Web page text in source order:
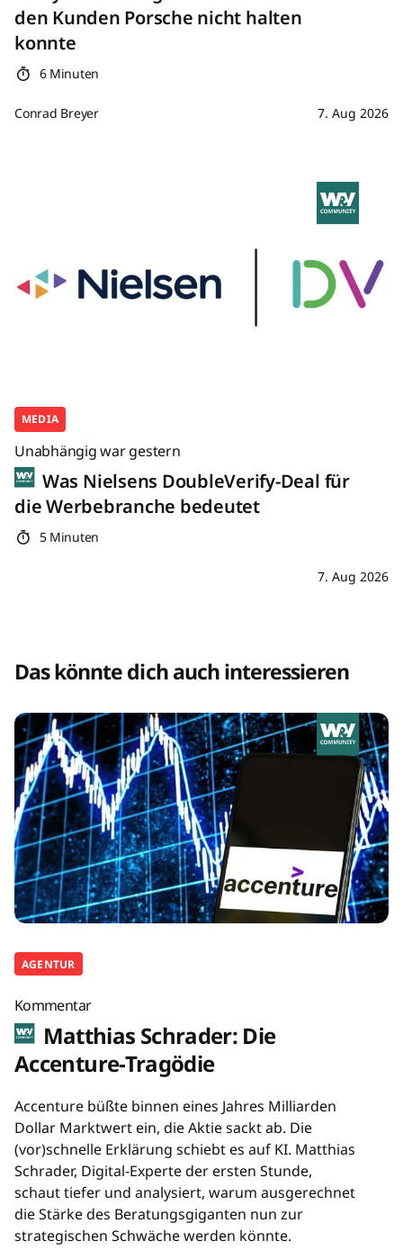
den Kunden Porsche nicht halten
konnte
6 Minuten
Conrad Breyer 7. Aug 2026
MEDIA
Unabhängig war gestern
Was Nielsens DoubleVerify-Deal für
die Werbebranche bedeutet
5 Minuten
7. Aug 2026
Das könnte dich auch interessieren
AGENTUR
Kommentar
Matthias Schrader: Die
Accenture-Tragödie
Accenture büßte binnen eines Jahres Milliarden
Dollar Marktwert ein, die Aktie sackt ab. Die
(vor)schnelle Erklärung schiebt es auf KI. Matthias
Schrader, Digital-Experte der ersten Stunde,
schaut tiefer und analysiert, warum ausgerechnet
die Stärke des Beratungsgiganten nun zur
strategischen Schwäche werden könnte.